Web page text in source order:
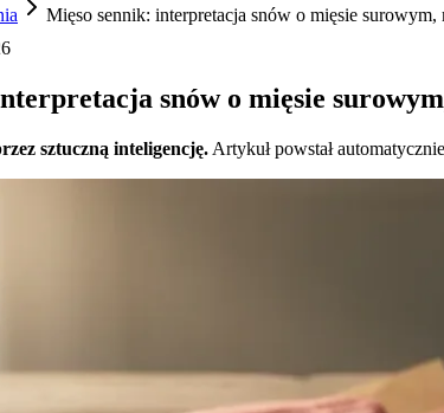
Mięso sennik: interpretacja snów o mięsie
snów o mięsie
sztuczną inteligencję. Artykuł powstał